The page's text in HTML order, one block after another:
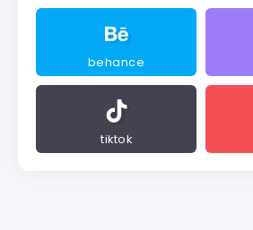
behance
tiktok